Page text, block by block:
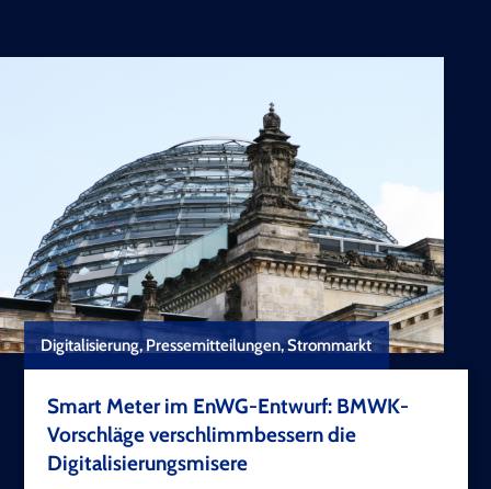
Digitalisierung, Pressemitteilungen, Strommarkt
Smart Meter im EnWG-Entwurf: BMWK-
Vorschläge verschlimmbessern die
Digitalisierungsmisere